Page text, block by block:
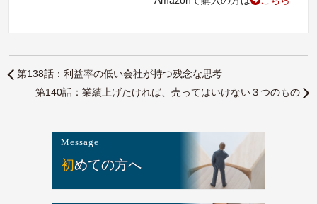
第138話：利益率の低い会社が持つ残念な思考
第140話：業績上げたければ、売ってはいけない３つのもの
Message
初めての方へ